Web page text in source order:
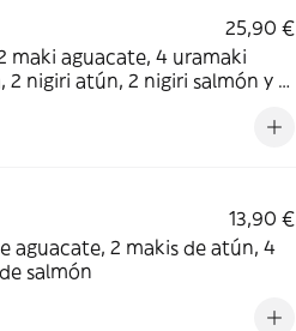
25,90 €
maki aguacate, 4 uramaki
nigiri atún, 2 nigiri salmón y 2
13,90 €
aguacate, 2 makis de atún, 4
salmón